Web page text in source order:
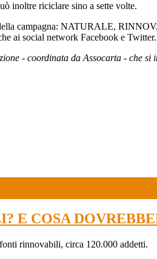
inoltre riciclare sino a sette volte.
della campagna: NATURALE,
ai social network Facebook e Twitter.
- coordinata da Assocarta - che
E COSA
rinnovabili, circa 120.000 addetti.